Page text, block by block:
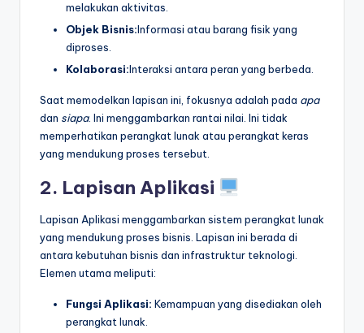
melakukan aktivitas.
Objek Bisnis:Informasi atau barang fisik yang
diproses.
Kolaborasi:Interaksi antara peran yang berbeda.
Saat memodelkan lapisan ini, fokusnya adalah pada apa
dan siapa. Ini menggambarkan rantai nilai. Ini tidak
memperhatikan perangkat lunak atau perangkat keras
yang mendukung proses tersebut.
2. Lapisan Aplikasi
Lapisan Aplikasi menggambarkan sistem perangkat lunak
yang mendukung proses bisnis. Lapisan ini berada di
antara kebutuhan bisnis dan infrastruktur teknologi.
Elemen utama meliputi:
Fungsi Aplikasi: Kemampuan yang disediakan oleh
perangkat lunak.